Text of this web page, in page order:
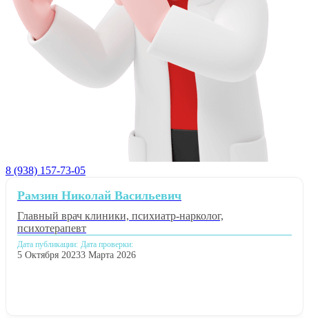
8 (938) 157-73-05
Рамзин Николай Васильевич
Главный врач клиники, психиатр-нарколог,
психотерапевт
Дата публикации:
5 Октября 2023
Дата проверки:
3 Марта 2026